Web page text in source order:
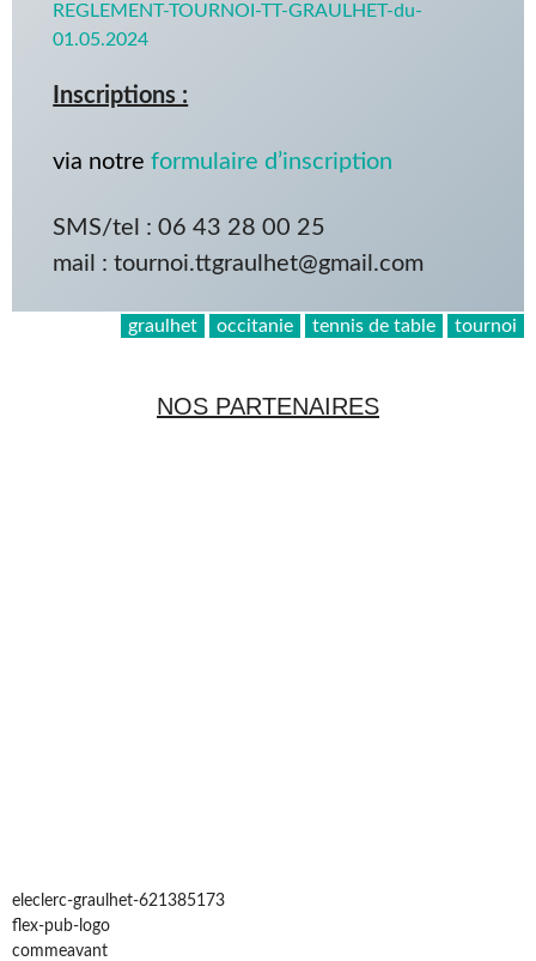
REGLEMENT-TOURNOI-TT-GRAULHET-du-
01.05.2024
Inscriptions :
via notreformulaire d’inscription
SMS/tel : 06 43 28 00 25
mail : tournoi.ttgraulhet@gmail.com
graulhet occitanie tennis de table tournoi
NOS PARTENAIRES
eleclerc-graulhet-621385173
flex-pub-logo
commeavant